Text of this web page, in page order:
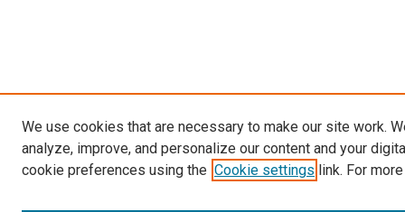
We use cookies that are necessary to make our site work.
analyze, improve, and personalize our content and your
cookie preferences using the Cookie settings link. For